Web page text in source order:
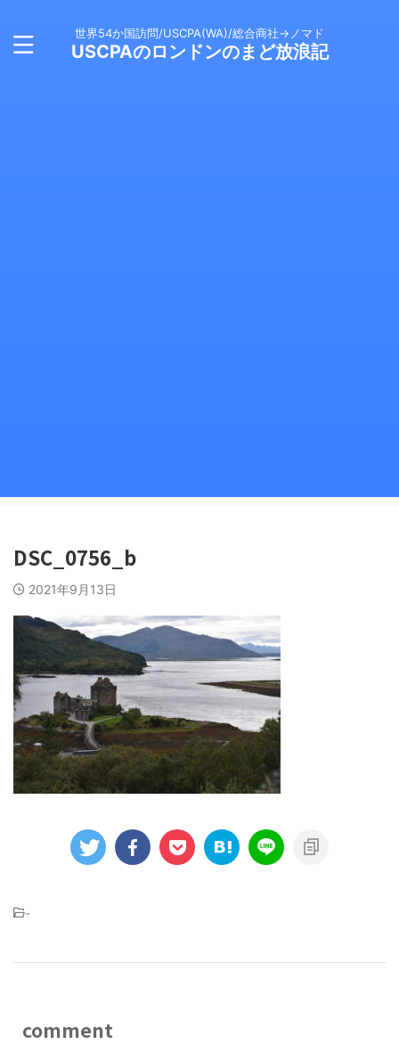
世界54か国訪問/USCPA(WA)/総合商社→ノマド
USCPAのロンドンのまど放浪記
DSC_0756_b
2021年9月13日
-
comment